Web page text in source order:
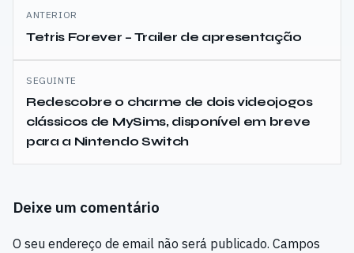
Navegação
de
artigos
ANTERIOR
Tetris Forever – Trailer de apresentação
SEGUINTE
Redescobre o charme de dois videojogos
clássicos de MySims, disponível em breve
para a Nintendo Switch
Deixe um comentário
O seu endereço de email não será publicado. Campos